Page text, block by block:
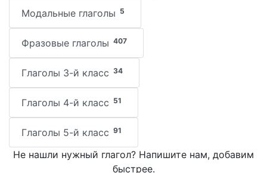
5
Модальные глаголы
407
Фразовые глаголы
34
Глаголы 3-й класс
51
Глаголы 4-й класс
91
Глаголы 5-й класс
Не нашли нужный глагол? Напишите нам, добавим
быстрее.